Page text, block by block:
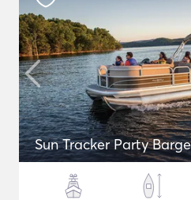
Sun Tracker Party